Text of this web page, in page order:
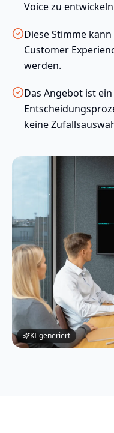
Voice zu
Diese Stimme
Customer
werden.
Das Angebot ist
keine
KI-generiert